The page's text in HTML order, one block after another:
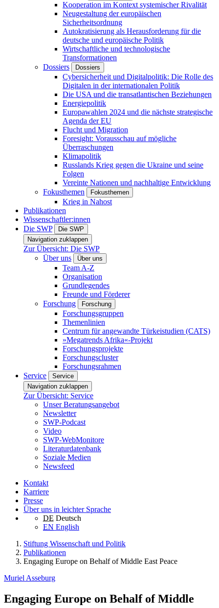
Kooperation im Kontext systemischer Rivalität
Neugestaltung der europäischen
Sicherheitsordnung
Autokratisierung als Herausforderung für die
deutsche und europäische Politik
Wirtschaftliche und technologische
Transformationen
Dossiers
Dossiers
Cybersicherheit und Digitalpolitik: Die Rolle des
Digitalen in der internationalen Politik
Die USA und die transatlantischen Beziehungen
Energiepolitik
Europawahlen 2024 und die nächste strategische
Agenda der EU
Flucht und Migration
Foresight: Vorausschau auf mögliche
Überraschungen
Klimapolitik
Russlands Krieg gegen die Ukraine und seine
Folgen
Vereinte Nationen und nachhaltige Entwicklung
Fokusthemen
Fokusthemen
Krieg in Nahost
Publikationen
Wissenschaftler:innen
Die SWP
Die SWP
Navigation zuklappen
Zur Übersicht: Die SWP
Über uns
Über uns
Team A-Z
Organisation
Grundlegendes
Freunde und Förderer
Forschung
Forschung
Forschungsgruppen
Themenlinien
Centrum für angewandte Türkeistudien (CATS)
»Megatrends Afrika«-Projekt
Forschungsprojekte
Forschungscluster
Forschungsrahmen
Service
Service
Navigation zuklappen
Zur Übersicht: Service
Unser Beratungsangebot
Newsletter
SWP-Podcast
Video
SWP-WebMonitore
Literaturdatenbank
Soziale Medien
Newsfeed
Kontakt
Karriere
Presse
Über uns in leichter Sprache
DE Deutsch
EN English
Stiftung Wissenschaft und Politik
Publikationen
Engaging Europe on Behalf of Middle East Peace
Muriel Asseburg
Engaging Europe on Behalf of Middle